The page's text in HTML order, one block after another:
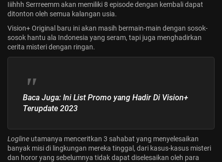
Iiihhh Serrreemm akan memiliki 8 episode dengan kembali dapat
ditonton oleh semua kalangan usia.
Vision+ Original baru ini akan masih bermain-main dengan sosok-
sosok hantu ala Indonesia yang seram, tapi juga menghadirkan
cerita misteri dengan ringan.
Baca Juga: Ini List Promo yang Hadir Di Vision+
Terupdate 2023
Logline utamanya menceritkan 3 sahabat yang menyelesaikan
banyak misi di lingkungan mereka tinggal, dari kasus-kasus misteri
dan horor yang sebelumnya tidak dapat diselesaikan oleh para